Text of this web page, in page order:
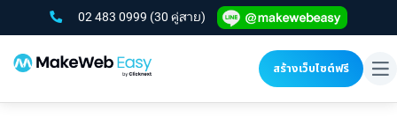
02 483 0999 (30 คู่สาย)
สร้างเว็บไซต์ฟรี